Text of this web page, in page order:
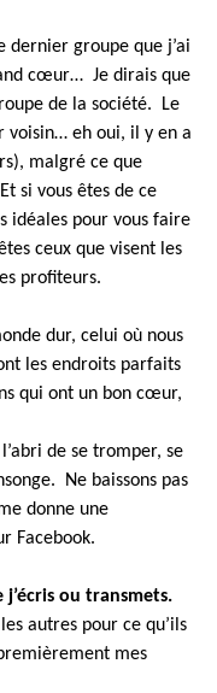
dernier groupe que j’ai
cœur… Je dirais que
de la société. Le
voisin… eh oui, il y en a
malgré ce que
si vous êtes de ce
idéales pour vous faire
ceux que visent les
profiteurs.
dur, celui où nous
les endroits parfaits
qui ont un bon cœur,
de se tromper, se
Ne baissons pas
donne une
Facebook.
ou transmets.
autres pour ce qu’ils
mes